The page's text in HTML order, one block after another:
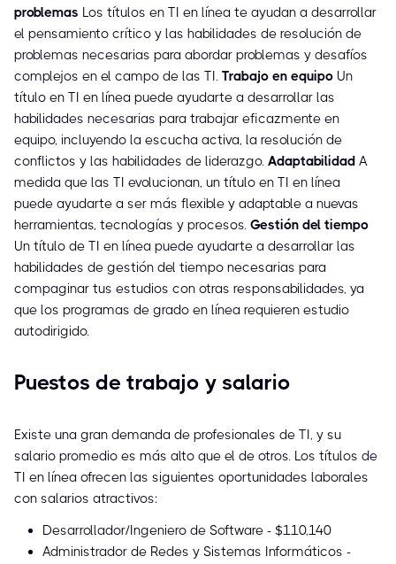
problemas Los títulos en TI en línea te ayudan a desarrollar
el pensamiento crítico y las habilidades de resolución de
problemas necesarias para abordar problemas y desafíos
complejos en el campo de las TI. Trabajo en equipo Un
título en TI en línea puede ayudarte a desarrollar las
habilidades necesarias para trabajar eficazmente en
equipo, incluyendo la escucha activa, la resolución de
conflictos y las habilidades de liderazgo. Adaptabilidad A
medida que las TI evolucionan, un título en TI en línea
puede ayudarte a ser más flexible y adaptable a nuevas
herramientas, tecnologías y procesos. Gestión del tiempo
Un título de TI en línea puede ayudarte a desarrollar las
habilidades de gestión del tiempo necesarias para
compaginar tus estudios con otras responsabilidades, ya
que los programas de grado en línea requieren estudio
autodirigido.
Puestos de trabajo y salario
Existe una gran demanda de profesionales de TI, y su
salario promedio es más alto que el de otros. Los títulos de
TI en línea ofrecen las siguientes oportunidades laborales
con salarios atractivos:
Desarrollador/Ingeniero de Software - $110,140
Administrador de Redes y Sistemas Informáticos -